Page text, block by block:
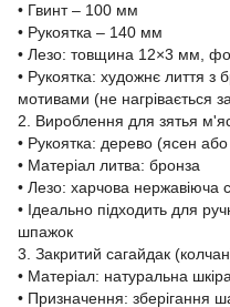
• Гвинт – 100 мм
• Рукоятка – 140 мм
• Лезо: товщина 12×3 мм,
• Рукоятка: художнє лиття з
мотивами (не нагрівається за
2. Вироблення для зятья
• Рукоятка: дерево (ясен
• Матеріал литва: бронза
• Лезо: харчова нержавіюча
• Ідеально підходить для
шпажок
3. Закритий сагайдак
• Матеріал: натуральна
• Призначення: зберігання